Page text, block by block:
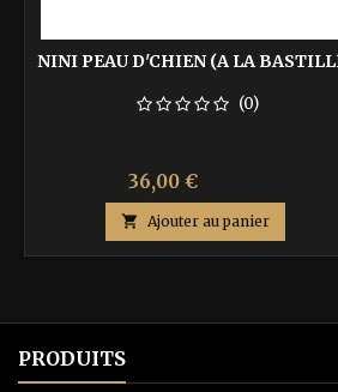
NINI PEAU D'CHIEN (A LA
(0)
Prix
36,00 €
base
 Ajouter au panier
PRODUITS